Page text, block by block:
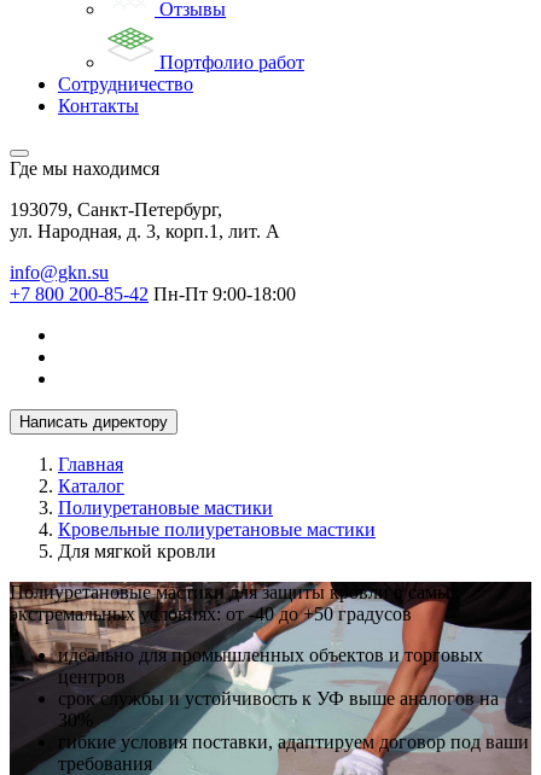
Отзывы
Портфолио работ
Сотрудничество
Контакты
Где мы находимся
193079, Санкт-Петербург,
ул. Народная, д. 3, корп.1, лит. А
info@gkn.su
+7 800 200-85-42 Пн-Пт 9:00-18:00
Написать директору
Главная
Каталог
Полиуретановые мастики
Кровельные полиуретановые мастики
Для мягкой кровли
Полиуретановые мастики для защиты кровли в самых
экстремальных условиях: от -40 до +50 градусов
идеально для промышленных объектов и торговых
центров
срок службы и устойчивость к УФ выше аналогов на
30%
гибкие условия поставки, адаптируем договор под ваши
требования